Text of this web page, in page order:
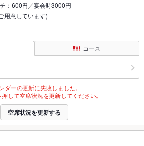
：600円／宴会時3000円
用意しています)
コース
ダーの更新に失敗しました。
して空席状況を更新してください。
空席状況を更新する